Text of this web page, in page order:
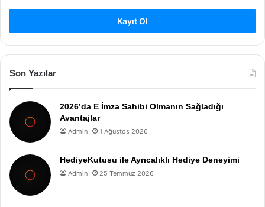
Kayıt Ol
Son Yazılar
2026’da E İmza Sahibi Olmanın Sağladığı
Avantajlar
Admin 1 Ağustos 2026
HediyeKutusu ile Ayrıcalıklı Hediye Deneyimi
Admin 25 Temmuz 2026